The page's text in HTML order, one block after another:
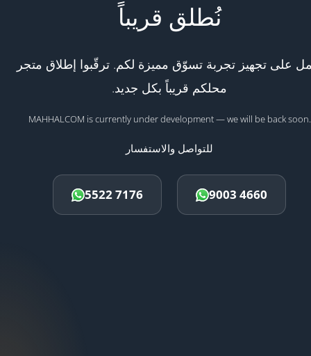
نُطلق قريباً
على تجهيز تجربة تسوّق مميزة لكم. ترقّبوا إطلاق متجر
محلكم قريباً بكل جديد.
MAHHALCOM is currently under development — we will be back soon.
للتواصل والاستفسار
5522 7176 9003 4660